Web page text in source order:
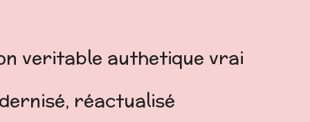
veritable authetique vrai
réactualisé